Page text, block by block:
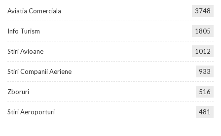
Aviatia Comerciala 3748
Info Turism 1805
Stiri Avioane 1012
Stiri Companii Aeriene 933
Zboruri 516
Stiri Aeroporturi 481